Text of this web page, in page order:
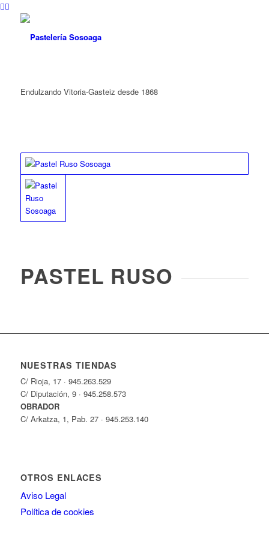
Endulzando Vitoria-Gasteiz desde 1868
PASTEL RUSO
NUESTRAS TIENDAS
C/ Rioja, 17 · 945.263.529
C/ Diputación, 9 · 945.258.573
OBRADOR
C/ Arkatza, 1, Pab. 27 · 945.253.140
OTROS ENLACES
Aviso Legal
Política de cookies